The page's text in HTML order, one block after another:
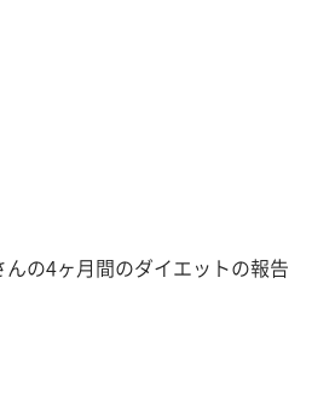
んの4ヶ月間のダイエットの報告